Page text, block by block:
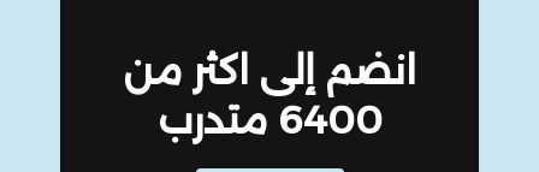
انضم إلى اكثر من
6400 متدرب